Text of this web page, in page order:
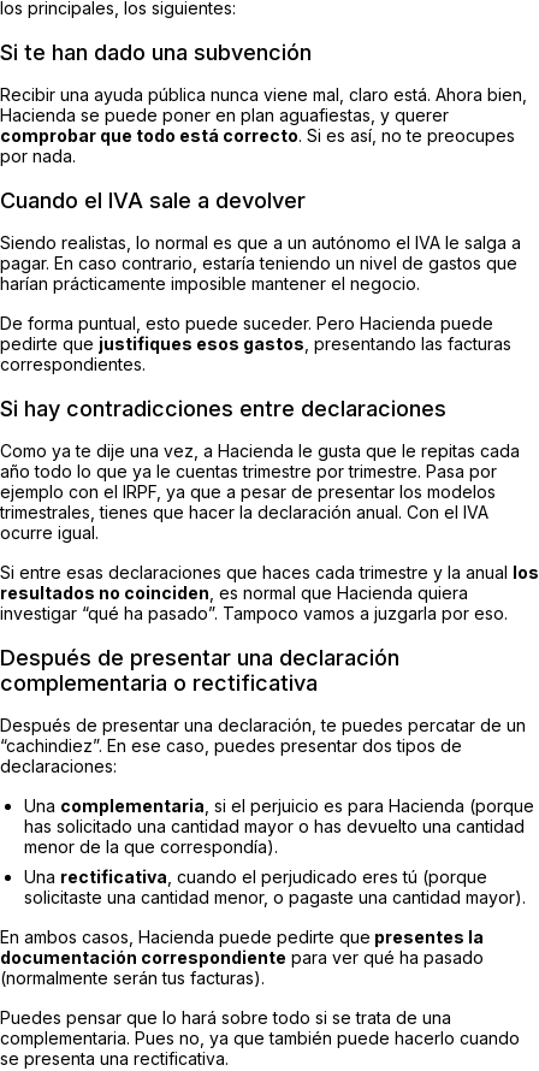
los principales, los siguientes:
Si te han dado una subvención
Recibir una ayuda pública nunca viene mal, claro está. Ahora bien,
Hacienda se puede poner en plan aguafiestas, y querer
comprobar que todo está correcto. Si es así, no te preocupes
por nada.
Cuando el IVA sale a devolver
Siendo realistas, lo normal es que a un autónomo el IVA le salga a
pagar. En caso contrario, estaría teniendo un nivel de gastos que
harían prácticamente imposible mantener el negocio.
De forma puntual, esto puede suceder. Pero Hacienda puede
pedirte que justifiques esos gastos , presentando las facturas
correspondientes.
Si hay contradicciones entre declaraciones
Como ya te dije una vez, a Hacienda le gusta que le repitas cada
año todo lo que ya le cuentas trimestre por trimestre. Pasa por
ejemplo con el IRPF, ya que a pesar de presentar los modelos
trimestrales, tienes que hacer la declaración anual. Con el IVA
ocurre igual.
Si entre esas declaraciones que haces cada trimestre y la anual los
resultados no coinciden , es normal que Hacienda quiera
investigar “qué ha pasado”. Tampoco vamos a juzgarla por eso.
Después de presentar una declaración
complementaria o rectificativa
Después de presentar una declaración, te puedes percatar de un
“cachindiez”. En ese caso, puedes presentar dos tipos de
declaraciones:
Una complementaria , si el perjuicio es para Hacienda (porque
has solicitado una cantidad mayor o has devuelto una cantidad
menor de la que correspondía).
Una rectificativa , cuando el perjudicado eres tú (porque
solicitaste una cantidad menor, o pagaste una cantidad mayor).
En ambos casos, Hacienda puede pedirte que presentes la
documentación correspondiente para ver qué ha pasado
(normalmente serán tus facturas).
Puedes pensar que lo hará sobre todo si se trata de una
complementaria. Pues no, ya que también puede hacerlo cuando
se presenta una rectificativa.